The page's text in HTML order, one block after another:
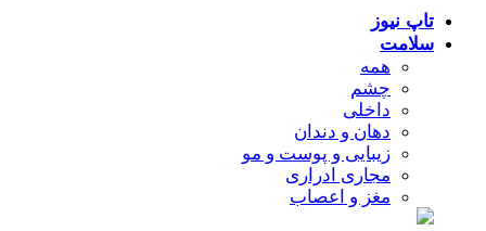
تاپ نیوز
سلامت
همه
چشم
داخلی
دهان و دندان
زیبایی و پوست و مو
مجاری ادراری
مغز و اعصاب